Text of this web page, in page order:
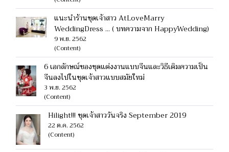
แนะนำร้านชุดเจ้าสาว AtLoveMarry
WeddingDress ... ( บทความจาก HappyWedding)
9 พ.ย. 2562
(Content)
6 เอกลักษณ์ของชุดแต่งงานแบบจีนและวิธีเติมความเป็น
จีนลงไปในชุดเจ้าสาวแบบสมัยใหม่
3 พ.ย. 2562
(Content)
Hilight!!! ชุดเจ้าสาววันจริง September 2019
22 ต.ค. 2562
(Content)